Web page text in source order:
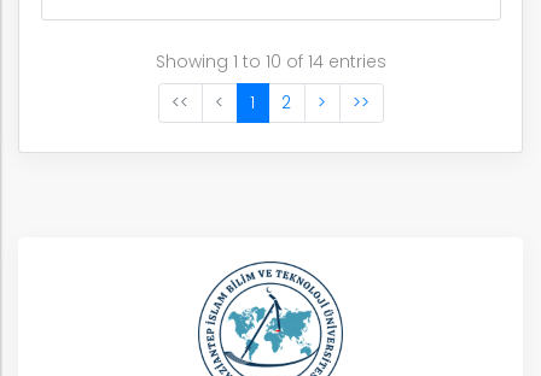
Showing 1 to 10 of 14 entries
<<
< 1 2 > >>